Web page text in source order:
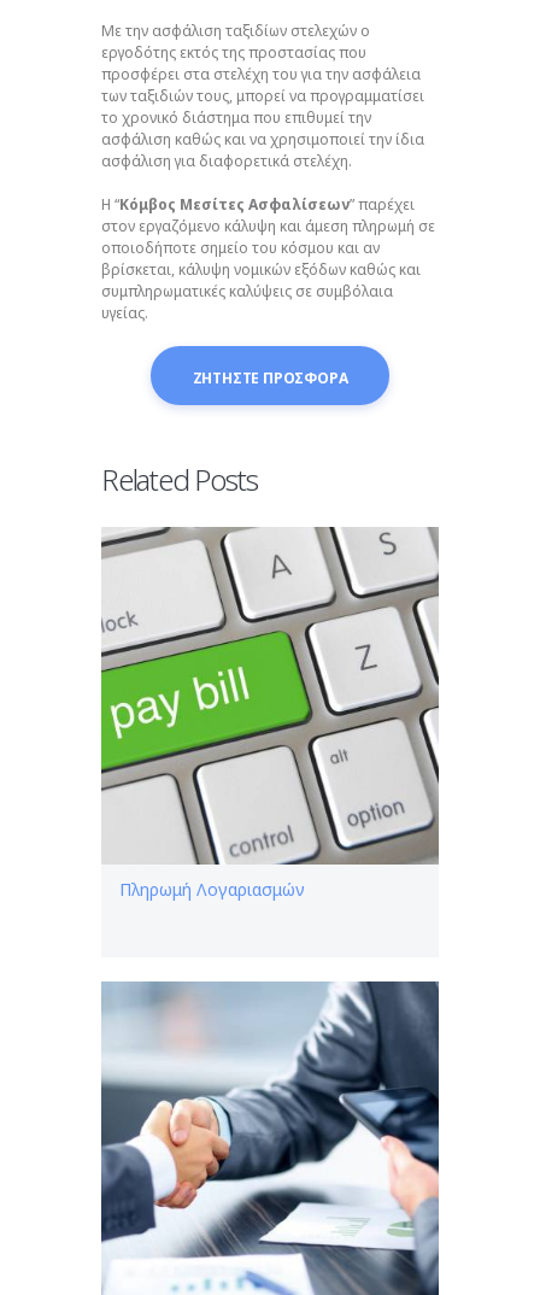
Με την ασφάλιση ταξιδίων στελεχών ο
εργοδότης εκτός της προστασίας που
προσφέρει στα στελέχη του για την ασφάλεια
των ταξιδιών τους, μπορεί να προγραμματίσει
το χρονικό διάστημα που επιθυμεί την
ασφάλιση καθώς και να χρησιμοποιεί την ίδια
ασφάλιση για διαφορετικά στελέχη.
Η “Κόμβος Μεσίτες Ασφαλίσεων” παρέχει
στον εργαζόμενο κάλυψη και άμεση πληρωμή σε
οποιοδήποτε σημείο του κόσμου και αν
βρίσκεται, κάλυψη νομικών εξόδων καθώς και
συμπληρωματικές καλύψεις σε συμβόλαια
υγείας.
ΖΗΤΗΣΤΕ ΠΡΟΣΦΟΡΑ
Related Posts
Πληρωμή Λογαριασμών